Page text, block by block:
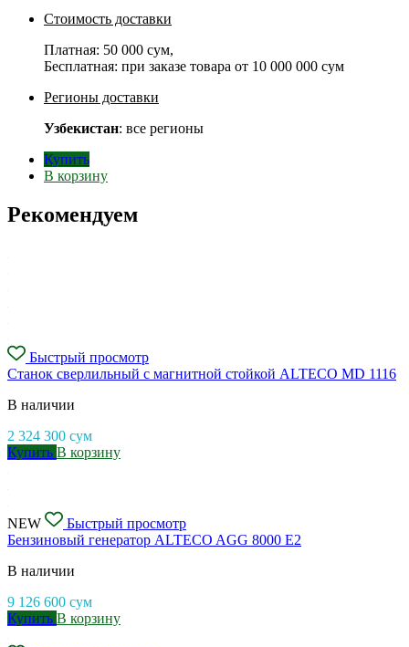
Стоимость доставки
Платная: 50 000 сум,
Бесплатная: при заказе товара от 10 000 000 сум
Регионы доставки
Узбекистан: все регионы
Купить
В корзину
Рекомендуем
Быстрый просмотр
Станок сверлильный с магнитной стойкой ALTECO MD 1116
В наличии
2 324 300 сум
Купить В корзину
NEW
Быстрый просмотр
Бензиновый генератор ALTECO AGG 8000 E2
В наличии
9 126 600 сум
Купить В корзину